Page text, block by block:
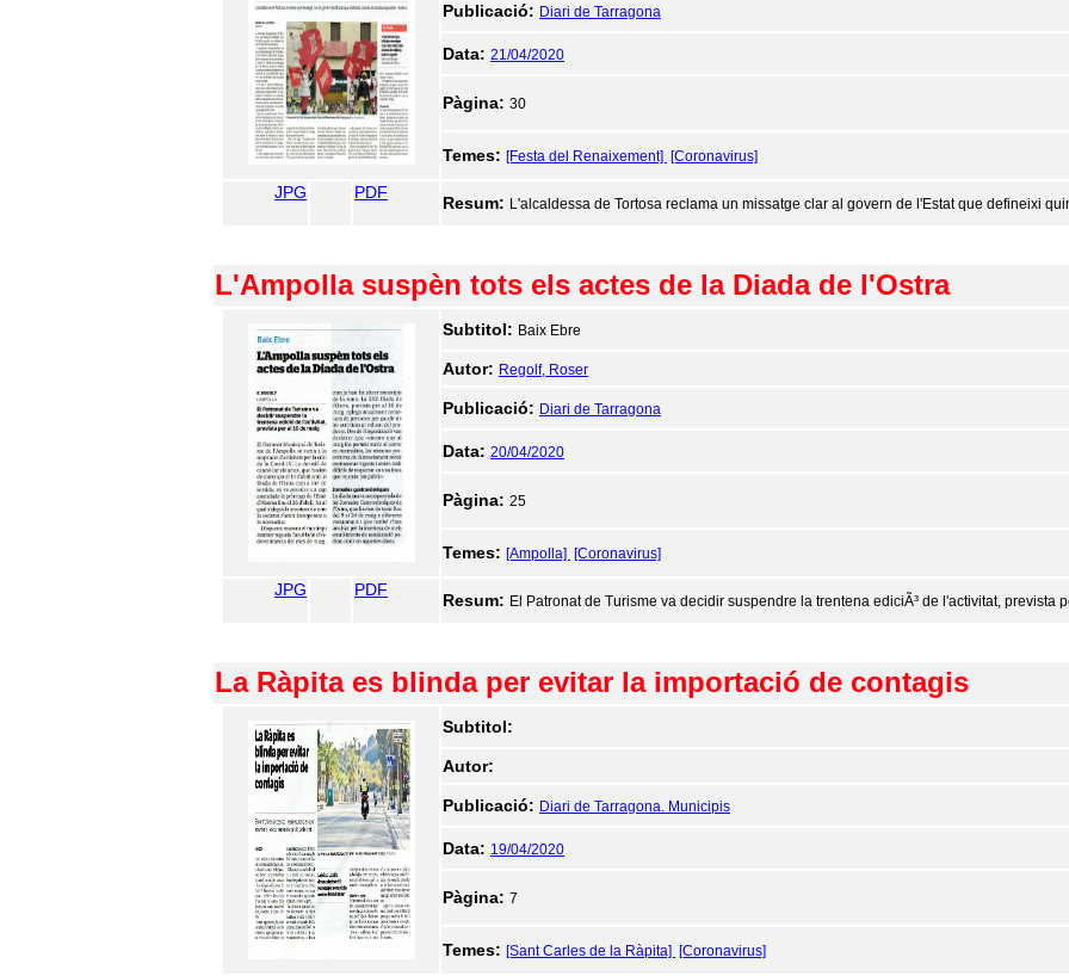
Publicació: Diari de Tarragona
Data: 21/04/2020
Pàgina: 30
Temes: [Festa del Renaixement] [Coronavirus]
JPG PDF
Resum: L'alcaldessa de Tortosa reclama un missatge clar al govern de l'Estat que defineixi
L'Ampolla suspèn tots els actes de la Diada de l'Ostra
Subtitol: Baix Ebre
Autor: Regolf, Roser
Publicació: Diari de Tarragona
Data: 20/04/2020
Pàgina: 25
Temes: [Ampolla] [Coronavirus]
JPG PDF
Resum: El Patronat de Turisme va decidir suspendre la trentena ediciÃ³ de l'activitat, prevista
La Ràpita es blinda per evitar la importació de contagis
Subtitol:
Autor:
Publicació: Diari de Tarragona. Municipis
Data: 19/04/2020
Pàgina: 7
Temes: [Sant Carles de la Ràpita] [Coronavirus]